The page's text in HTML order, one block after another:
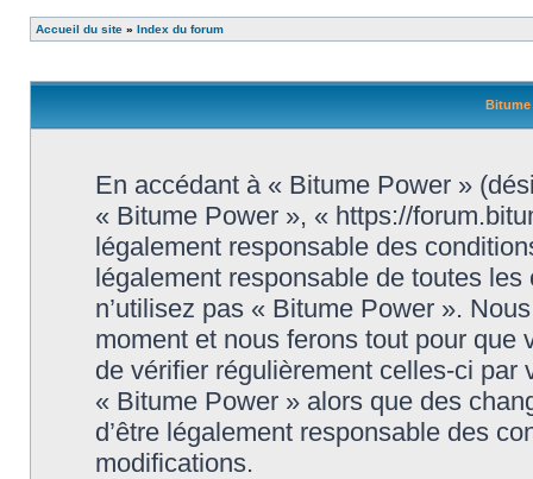
Accueil du site » Index du forum
Bitume
En accédant à « Bitume Power »
« Bitume Power », « https://
légalement responsable des
légalement responsable de toutes
n’utilisez pas « Bitume Power ».
moment et nous ferons tout pour que
de vérifier régulièrement celles-ci par
« Bitume Power » alors que des
d’être légalement responsable des
modifications.